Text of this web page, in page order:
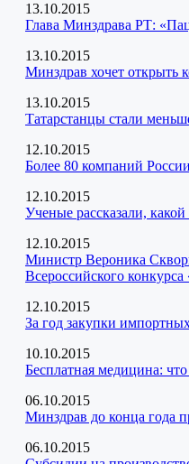
13.10.2015
Глава Минздрава РТ:
13.10.2015
Минздрав хочет открыть
13.10.2015
Татарстанцы стали
12.10.2015
Более 80 компаний
12.10.2015
Ученые рассказали,
12.10.2015
Министр Вероника
Всероссийского
12.10.2015
За год закупки
10.10.2015
Бесплатная медицина: что
06.10.2015
Минздрав до конца года
06.10.2015